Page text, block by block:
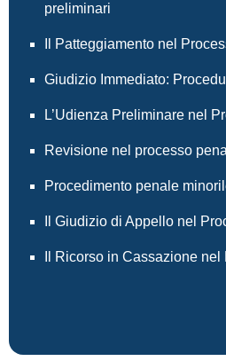
preliminari
Il Patteggiamento nel
Giudizio Immediato:
L’Udienza Preliminare nel
Revisione nel processo
Procedimento penale
Il Giudizio di Appello nel
Il Ricorso in Cassazione